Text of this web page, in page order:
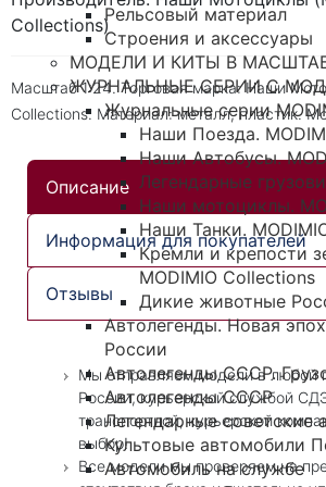
Рельсовый материал
Строения и аксессуары
МОДЕЛИ И КИТЫ В
ЖУРНАЛЬНЫЕ СЕРИИ С
Журнальные серии
Наши Поезда.
Наши Автобусы.
Легендарные
Наши мотоциклы.
Наши Танки.
Кремли и крепости
MODIMIO Collections
Дикие животные
Автолегенды. Новая
России
Автолегенды СССР.
Автолегенды СССР
Легендарные советские
Культовые автомобили
Автомобиль на службе
Collections)
Масштаб 1:24. Торговая марка: Наши
Collections. Материал: металл, пластик.
Описание
Информация для покупателей
Отзывы
Мы отправляем модели в любой
России, курьерской службой
транспортной, курьерской
выбор!
Все модели мы проверяем на